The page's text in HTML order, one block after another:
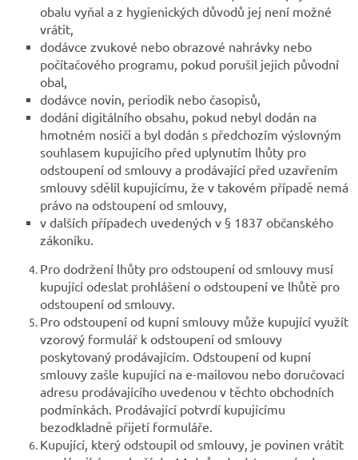
obalu vyňal a z hygienických důvodů jej není možné
vrátit,
dodávce zvukové nebo obrazové nahrávky nebo
počítačového programu, pokud porušil jejich původní
obal,
dodávce novin, periodik nebo časopisů,
dodání digitálního obsahu, pokud nebyl dodán na
hmotném nosiči a byl dodán s předchozím výslovným
souhlasem kupujícího před uplynutím lhůty pro
odstoupení od smlouvy a prodávající před uzavřením
smlouvy sdělil kupujícímu, že v takovém případě nemá
právo na odstoupení od smlouvy,
v dalších případech uvedených v § 1837 občanského
zákoníku.
Pro dodržení lhůty pro odstoupení od smlouvy musí
kupující odeslat prohlášení o odstoupení ve lhůtě pro
odstoupení od smlouvy.
Pro odstoupení od kupní smlouvy může kupující využít
vzorový formulář k odstoupení od smlouvy
poskytovaný prodávajícím. Odstoupení od kupní
smlouvy zašle kupující na e-mailovou nebo doručovací
adresu prodávajícího uvedenou v těchto obchodních
podmínkách. Prodávající potvrdí kupujícímu
bezodkladně přijetí formuláře.
Kupující, který odstoupil od smlouvy, je povinen vrátit